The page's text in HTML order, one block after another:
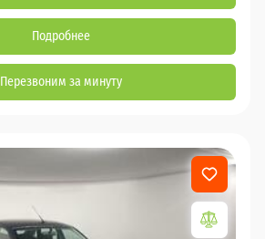
Подробнее
Перезвоним за минуту